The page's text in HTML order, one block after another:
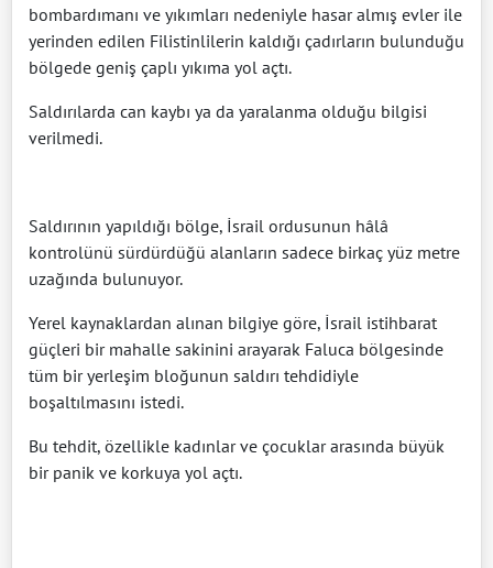
bombardımanı ve yıkımları nedeniyle hasar almış evler ile
yerinden edilen Filistinlilerin kaldığı çadırların bulunduğu
bölgede geniş çaplı yıkıma yol açtı.
Saldırılarda can kaybı ya da yaralanma olduğu bilgisi
verilmedi.
Saldırının yapıldığı bölge, İsrail ordusunun hâlâ
kontrolünü sürdürdüğü alanların sadece birkaç yüz metre
uzağında bulunuyor.
Yerel kaynaklardan alınan bilgiye göre, İsrail istihbarat
güçleri bir mahalle sakinini arayarak Faluca bölgesinde
tüm bir yerleşim bloğunun saldırı tehdidiyle
boşaltılmasını istedi.
Bu tehdit, özellikle kadınlar ve çocuklar arasında büyük
bir panik ve korkuya yol açtı.